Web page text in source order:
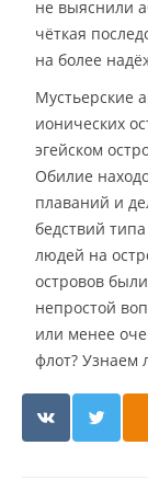
не выяснили
чёткая
на более
Мустьерские
ионических
эгейском
Обилие
плаваний и
бедствий
людей на
островов
непростой
или менее
флот? Узнаем